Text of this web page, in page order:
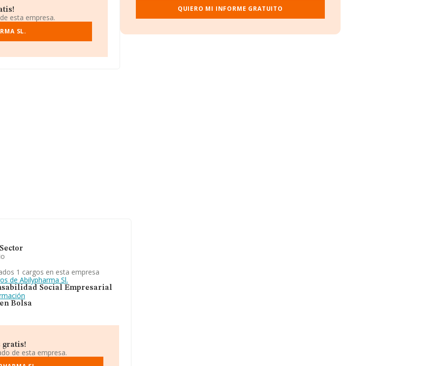
fiscal B74428038, tiene su
19, (33424), Llanera, Asturias.
en el ámbito
y el promedio de la facturación
de INFORMA aparecen 96
esta empresa.
SL.
QUIERO MI INFORME GRATUITO
1 cargos en esta empresa
de Abilypharma Sl.
Social Empresarial
Bolsa
gratis!
de esta empresa.